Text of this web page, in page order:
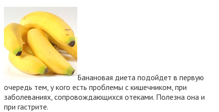
Банановая диета подойдет в первую
очередь тем, у кого есть проблемы с кишечником, при
заболеваниях, сопровождающихся отеками. Полезна она и
при гастрите.